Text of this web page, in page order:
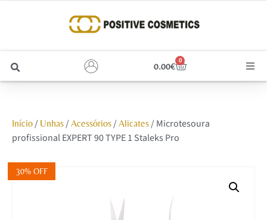
0.00€
0
Unhas
Início/ Unhas/ Acessórios/ Alicates/ Microtesoura
profissional EXPERT 90 TYPE 1 Staleks Pro
30% OFF